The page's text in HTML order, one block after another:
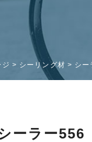
ジ > シーリング材 > シー
ーラー556